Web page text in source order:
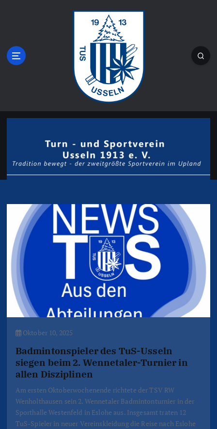
Tradition bewegt - der zweitgrößte
Oktober 10, 2025
Badmintonspieler des TuS-Usseln
siegen beim 2. Wennetaler-Turnier in
allen Disziplinen
Am ersten Oktoberwochenende richtete der TSV RW
Wenholthausen sein 2. Wennetaler Badmintonturnier in der
Sporthalle Westenfeld in Eslohe aus. Insgesamt traten 12
TuS-Spieler in neuer Vereinskleidung die Reise nach Eslohe